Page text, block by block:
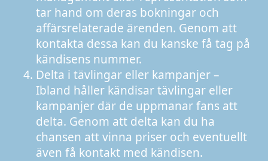
tar hand om deras bokningar och
affärsrelaterade ärenden. Genom att
kontakta dessa kan du kanske få tag på
kändisens nummer.
Delta i tävlingar eller kampanjer –
Ibland håller kändisar tävlingar eller
kampanjer där de uppmanar fans att
delta. Genom att delta kan du ha
chansen att vinna priser och eventuellt
även få kontakt med kändisen.